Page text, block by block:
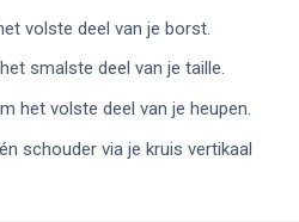
volste deel van je borst.
smalste deel van je taille.
het volste deel van je heupen.
schouder via je kruis vertikaal